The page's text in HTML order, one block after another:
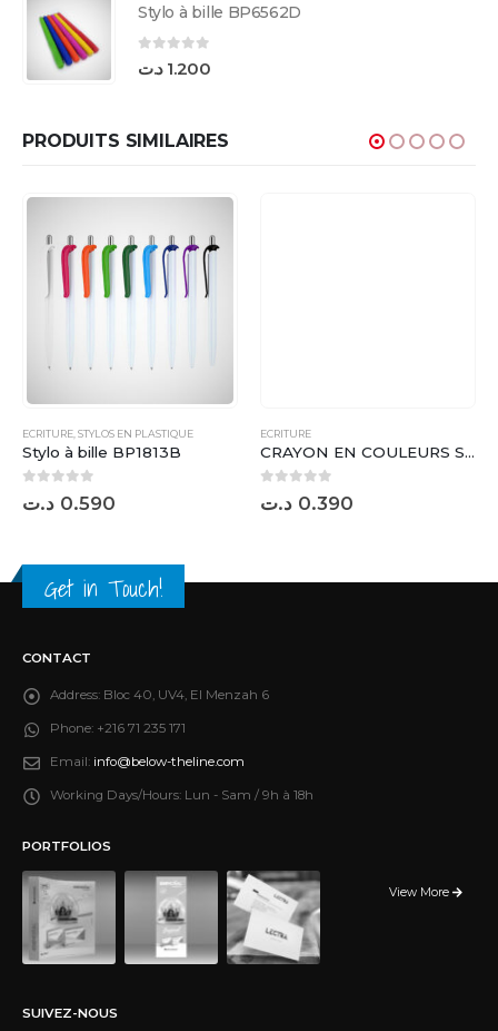
Stylo à bille BP6562D
sur 51.200 د.ت
PRODUITS SIMILAIRES
ECRITURE STYLOS EN PLASTIQUE
Stylo à bille BP1813B
sur 50.590 د.ت
ECRITURE
CRAYON EN COULEURS SN136
sur 50.390 د.ت
Get in Touch!
CONTACT
Address: Bloc 40, UV4, El Menzah 6
Phone: +216 71 235 171
Email: info@below-theline.com
Working Days/Hours: Lun - Sam / 9h à 18h
PORTFOLIOS
View More
SUIVEZ-NOUS